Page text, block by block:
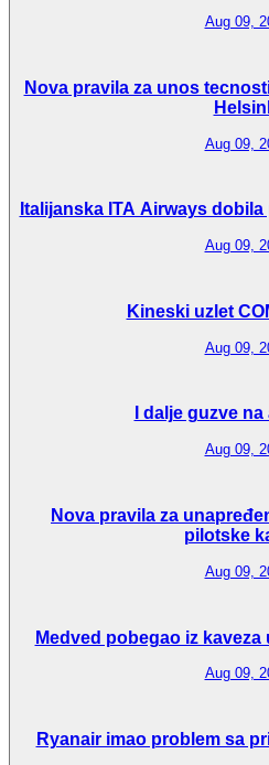
Aug 09,
Nova pravila za unos
Aug 09,
Italijanska ITA Airways
Aug 09,
Kineski uzlet
Aug 09,
I dalje guzve
Aug 09,
Nova pravila za
pilotske
Aug 09,
Medved pobegao iz
Aug 09,
Ryanair imao problem sa